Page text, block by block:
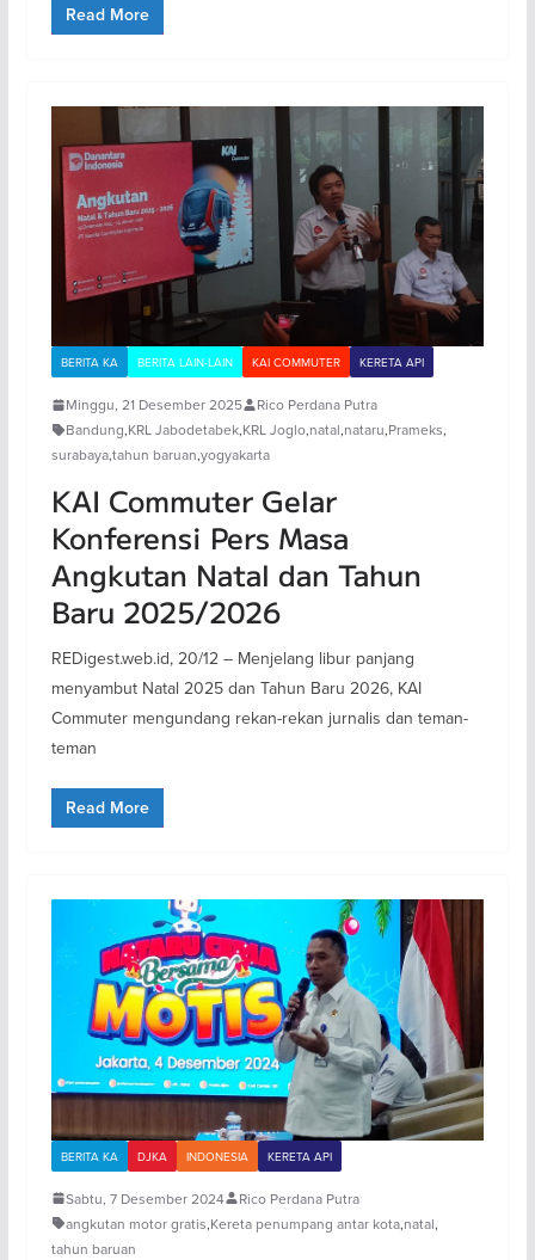
Read More
BERITA KA BERITA LAIN-LAIN KAI COMMUTER KERETA API
Minggu, 21 Desember 2025
Rico Perdana Putra
Bandung,KRL Jabodetabek,KRL Joglo,natal,nataru,Prameks,
surabaya,tahun baruan,yogyakarta
KAI Commuter Gelar
Konferensi Pers Masa
Angkutan Natal dan Tahun
Baru 2025/2026
REDigest.web.id, 20/12 – Menjelang libur panjang
menyambut Natal 2025 dan Tahun Baru 2026, KAI
Commuter mengundang rekan-rekan jurnalis dan teman-
teman
Read More
BERITA KA DJKA INDONESIA KERETA API
Sabtu, 7 Desember 2024
Rico Perdana Putra
angkutan motor gratis,Kereta penumpang antar kota,natal,
tahun baruan